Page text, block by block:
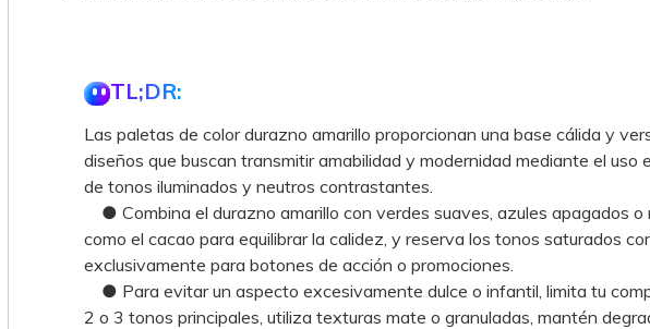
TL;DR:
Las paletas de color durazno amarillo proporcionan una base cálida y
diseños que buscan transmitir amabilidad y modernidad mediante el uso
de tonos iluminados y neutros contrastantes.
● Combina el durazno amarillo con verdes suaves, azules apagados o
como el cacao para equilibrar la calidez, y reserva los tonos saturados
exclusivamente para botones de acción o promociones.
● Para evitar un aspecto excesivamente dulce o infantil, limita tu
2 o 3 tonos principales, utiliza texturas mate o granuladas, mantén